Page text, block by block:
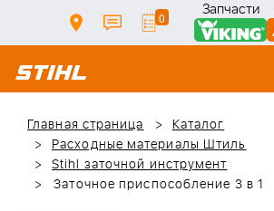
0 Запчасти
Главная страница
Каталог
Расходные материалы Штиль
Stihl заточной инструмент
Заточное приспособление 3 в 1